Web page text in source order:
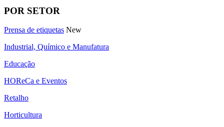
POR SETOR
Prensa de etiquetas New
Industrial, Químico e Manufatura
Educação
HOReCa e Eventos
Retalho
Horticultura